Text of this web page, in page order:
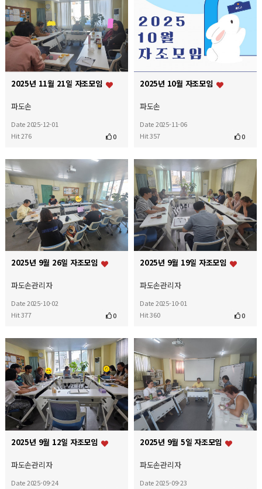
2025년 11월 21일 자조모임
파도손
Date 2025-12-01
Hit 276
0
2025년 10월 자조모임
파도손
Date 2025-11-06
Hit 357
0
2025년 9월 26일 자조모임
파도손관리자
Date 2025-10-02
Hit 377
0
2025년 9월 19일 자조모임
파도손관리자
Date 2025-10-01
Hit 360
0
2025년 9월 12일 자조모임
파도손관리자
Date 2025-09-24
2025년 9월 5일 자조모임
파도손관리자
Date 2025-09-23